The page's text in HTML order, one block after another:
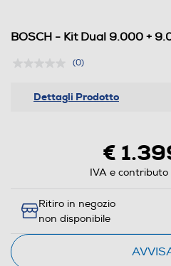
BOSCH - Kit Dual 9.000 +
(0)
Dettagli Prodotto
€
IVA e contributo
Ritiro in negozio
non disponibile